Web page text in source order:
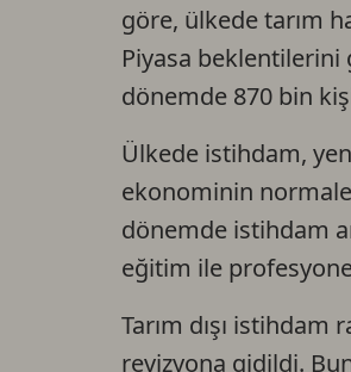
göre, ülkede tarım
Piyasa beklentilerini
dönemde 870 bin
Ülkede istihdam,
ekonominin
dönemde istihdam
eğitim ile
Tarım dışı istihdam
revizyona gidildi.